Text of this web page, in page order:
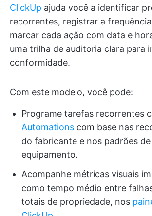
ClickUp ajuda você a identificar
recorrentes, registrar a
marcar cada ação com data e
uma trilha de auditoria clara para
conformidade.
Com este modelo, você pode:
Programe tarefas recorrentes
Automations com base nas
do fabricante e nos padrões
equipamento.
Acompanhe métricas visuais
como tempo médio entre
totais de propriedade, nos